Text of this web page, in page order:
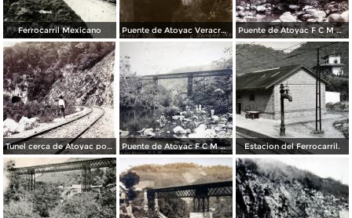
Ferrocarril Mexicano Puente de Atoyac Veracruz por La Sonora News & Co. Puente de Atoyac F C M Por el Fotógrafo Abel Briquet.
Tunel cerca de Atoyac por el Fotógrafo Abel Briquet. Puente de Atoyac F C M Por el Fotógrafo Abel Briquet ( Circulada el 22 de Febrero de 1907 ). Estacion del Ferrocarril.